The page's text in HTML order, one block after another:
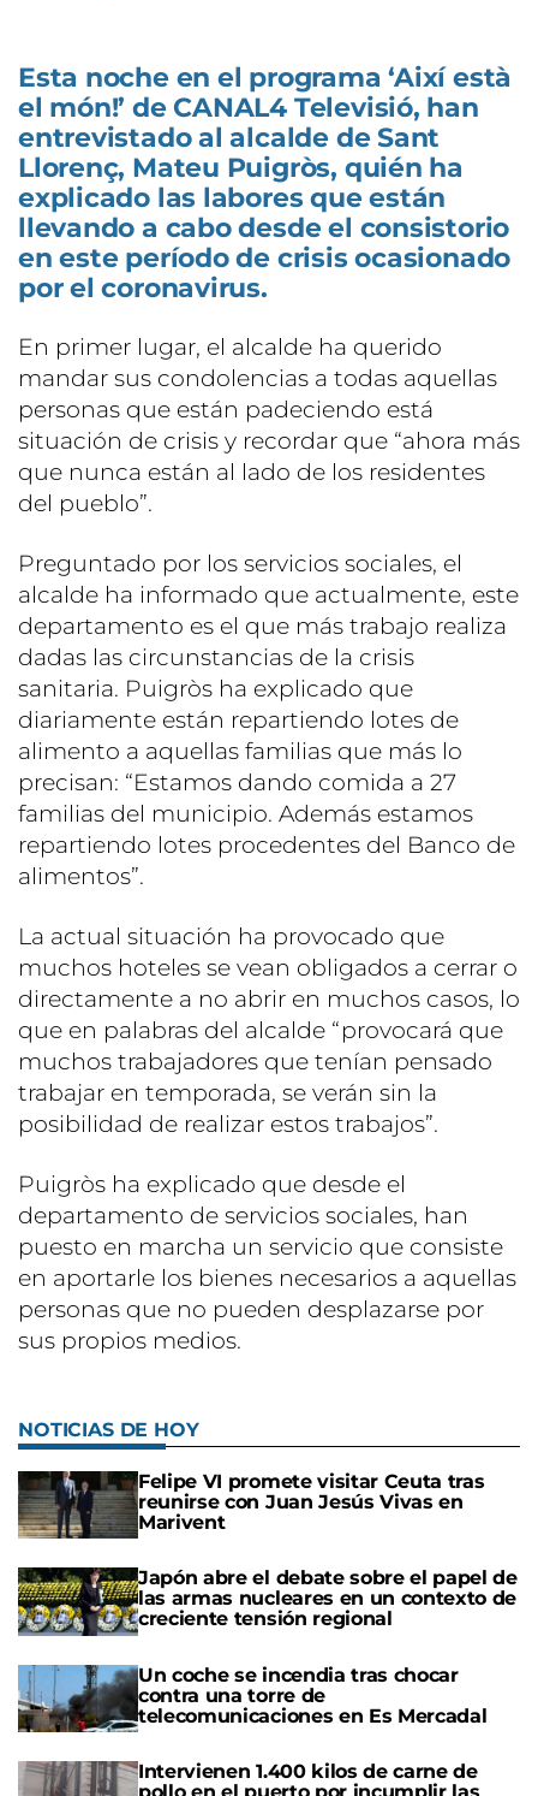
Esta noche en el programa ‘Així està
el món!’ de CANAL4 Televisió, han
entrevistado al alcalde de Sant
Llorenç, Mateu Puigròs, quién ha
explicado las labores que están
llevando a cabo desde el consistorio
en este período de crisis ocasionado
por el coronavirus.
En primer lugar, el alcalde ha querido
mandar sus condolencias a todas aquellas
personas que están padeciendo está
situación de crisis y recordar que “ahora más
que nunca están al lado de los residentes
del pueblo”.
Preguntado por los servicios sociales, el
alcalde ha informado que actualmente, este
departamento es el que más trabajo realiza
dadas las circunstancias de la crisis
sanitaria. Puigròs ha explicado que
diariamente están repartiendo lotes de
alimento a aquellas familias que más lo
precisan: “Estamos dando comida a 27
familias del municipio. Además estamos
repartiendo lotes procedentes del Banco de
alimentos”.
La actual situación ha provocado que
muchos hoteles se vean obligados a cerrar o
directamente a no abrir en muchos casos, lo
que en palabras del alcalde “provocará que
muchos trabajadores que tenían pensado
trabajar en temporada, se verán sin la
posibilidad de realizar estos trabajos”.
Puigròs ha explicado que desde el
departamento de servicios sociales, han
puesto en marcha un servicio que consiste
en aportarle los bienes necesarios a aquellas
personas que no pueden desplazarse por
sus propios medios.
NOTICIAS DE HOY
Felipe VI promete visitar Ceuta tras
reunirse con Juan Jesús Vivas en
Marivent
Japón abre el debate sobre el papel de
las armas nucleares en un contexto de
creciente tensión regional
Un coche se incendia tras chocar
contra una torre de
telecomunicaciones en Es Mercadal
Intervienen 1.400 kilos de carne de